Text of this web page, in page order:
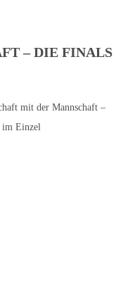
– DIE FINALS
mit der Mannschaft –
im Einzel